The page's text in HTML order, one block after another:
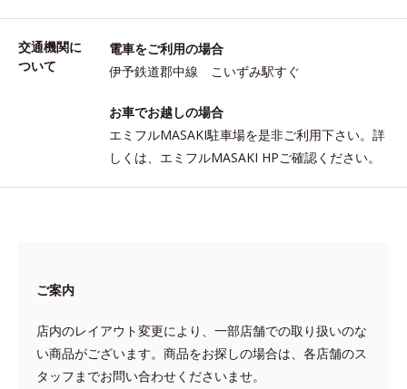
交通機関に
ついて
電車をご利用の場合
伊予鉄道郡中線 こいずみ駅すぐ
お車でお越しの場合
エミフルMASAKI駐車場を是非ご利用下さい。詳
しくは、エミフルMASAKI HPご確認ください。
ご案内
店内のレイアウト変更により、一部店舗での取り扱いのな
い商品がございます。商品をお探しの場合は、各店舗のス
タッフまでお問い合わせくださいませ。